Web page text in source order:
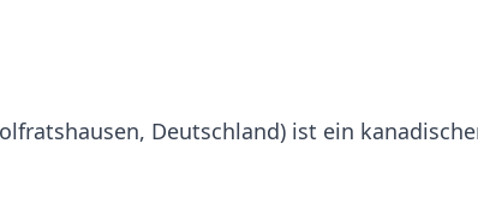
Deutschland) ist ein